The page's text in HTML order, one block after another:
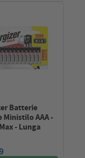
Batterie
Ministilo AAA -
- Lunga